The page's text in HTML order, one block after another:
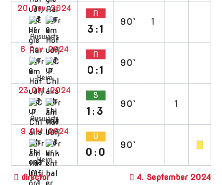
20 Nov. 2024
Auswärts
N
3:1
90` 1
6 Nov. 2024
Heim
N
0:1
90`
23 Okt. 2024
Auswärts
S
1:3
90` 1
9 Okt. 2024
Heim
U
0:0
90`
4. September 2024